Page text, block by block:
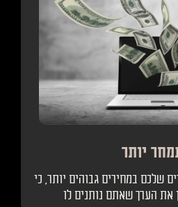
יותר
שלכם במחירים גבוהים יותר, כי
את הערך שאתם נותנים לו